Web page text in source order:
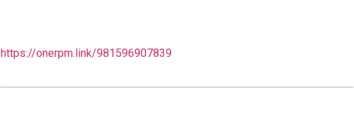
https://onerpm.link/981596907839